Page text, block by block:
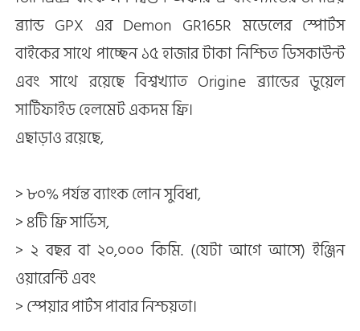
ব্র্যান্ড GPX এর Demon GR165R মডেলের স্পোর্টস
বাইকের সাথে পাচ্ছেন ১৫ হাজার টাকা নিশ্চিত ডিসকাউন্ট
এবং সাথে রয়েছে বিশ্বখ্যাত Origine ব্র্যান্ডের ডুয়েল
সার্টিফাইড হেলমেট একদম ফ্রি।
এছাড়াও রয়েছে,
> ৮০% পর্যন্ত ব্যাংক লোন সুবিধা,
> ৪টি ফ্রি সার্ভিস,
> ২ বছর বা ২০,০০০ কিমি. (যেটা আগে আসে) ইঞ্জিন
ওয়ারেন্টি এবং
> স্পেয়ার পার্টস পাবার নিশ্চয়তা।